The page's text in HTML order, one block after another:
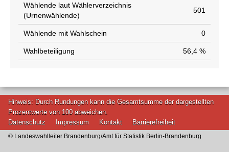
Wählende laut Wählerverzeichnis
(Urnenwählende)
501
Wählende mit Wahlschein 0
Wahlbeteiligung 56,4 %
Hinweis: Durch Rundungen kann die Gesamtsumme der dargestellten
Prozentwerte von 100 abweichen.
Datenschutz
Impressum Kontakt Barrierefreiheit
© Landeswahlleiter Brandenburg/Amt für Statistik Berlin-Brandenburg